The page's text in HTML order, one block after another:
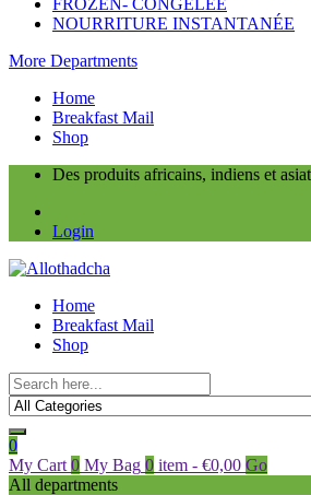
FROZEN- CONGELÉE
NOURRITURE INSTANTANÉE
More Departments
Home
Breakfast Mail
Shop
Des produits africains, indiens et
Login
Home
Breakfast Mail
Shop
0
My Cart 0 My Bag 0 item - €0,00 Go
All departments